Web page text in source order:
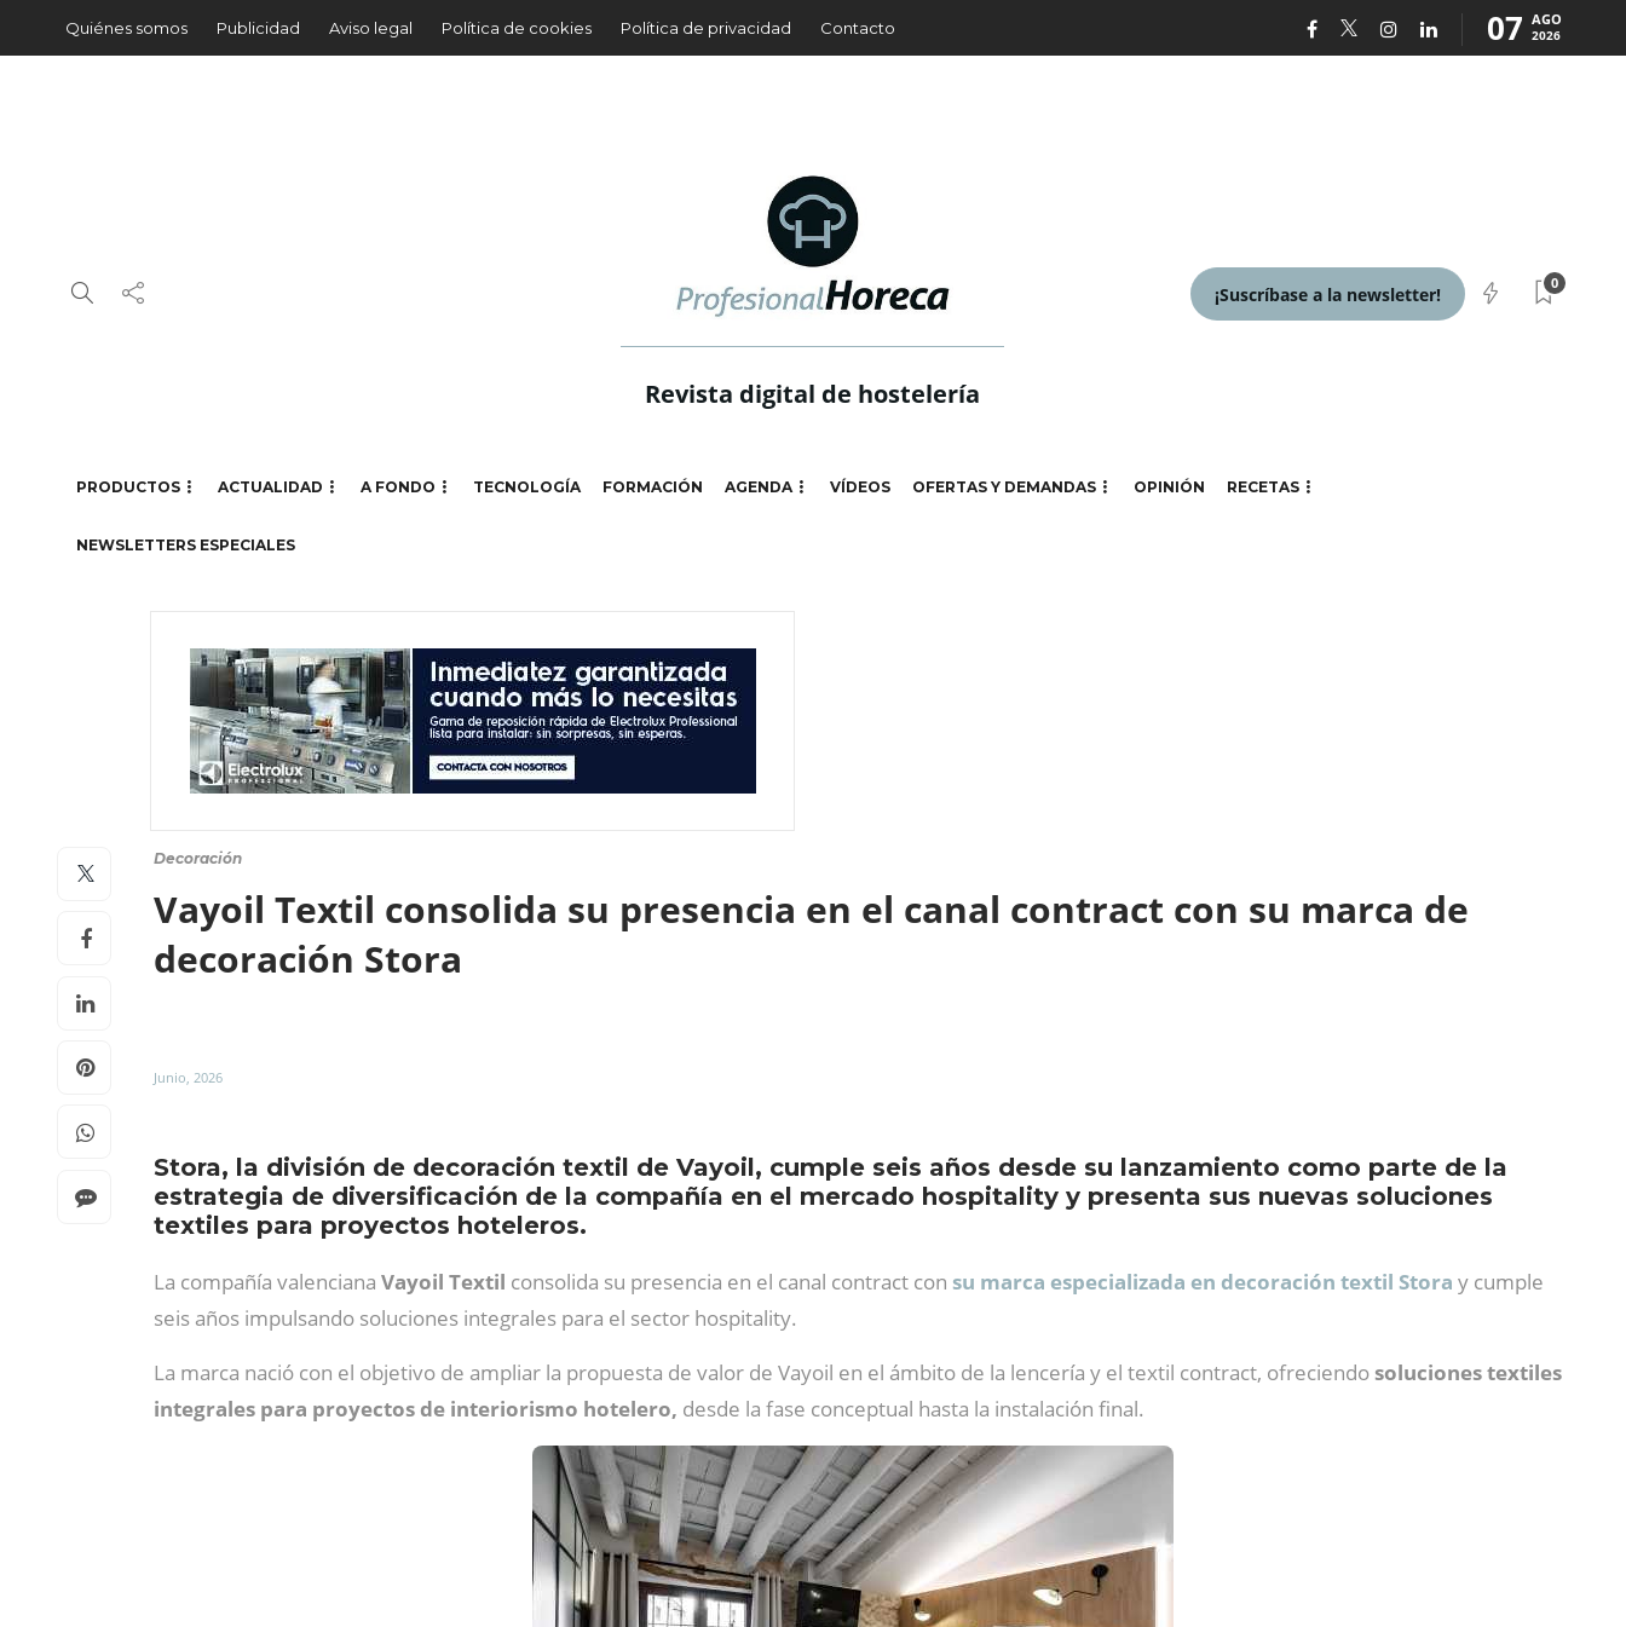
Quiénes somos Publicidad Aviso legal Política de cookies Política de privacidad Contacto 07 AGO
2026
Revista digital de hostelería
¡Suscríbase a la newsletter!
0
PRODUCTOS ACTUALIDAD A FONDO TECNOLOGÍA FORMACIÓN AGENDA VÍDEOS OFERTAS Y DEMANDAS OPINIÓN RECETAS
NEWSLETTERS ESPECIALES
Decoración
Vayoil Textil consolida su presencia en el canal contract con su marca de
decoración Stora
Junio, 2026
Stora, la división de decoración textil de Vayoil, cumple seis años desde su lanzamiento como parte de la
estrategia de diversificación de la compañía en el mercado hospitality y presenta sus nuevas soluciones
textiles para proyectos hoteleros.
La compañía valenciana Vayoil Textil consolida su presencia en el canal contract con su marca especializada en decoración textil Stora y cumple
seis años impulsando soluciones integrales para el sector hospitality.
La marca nació con el objetivo de ampliar la propuesta de valor de Vayoil en el ámbito de la lencería y el textil contract, ofreciendosoluciones textiles
integrales para proyectos de interiorismo hotelero, desde la fase conceptual hasta la instalación final.